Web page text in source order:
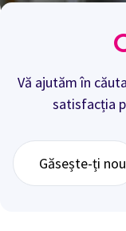
Vă ajutăm în
satisfacția